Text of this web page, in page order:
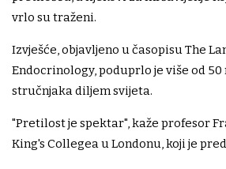
vrlo su traženi.
Izvješće, objavljeno u časopisu The
Endocrinology, poduprlo je više od
stručnjaka diljem svijeta.
"Pretilost je spektar", kaže profesor
King's Collegea u Londonu, koji je